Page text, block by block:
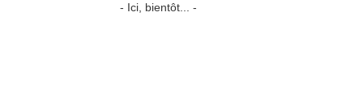
- Ici, bientôt... -